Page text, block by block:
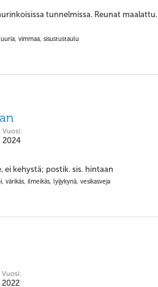
tunnelmissa. Reunat maalattu.
vimmaa, sisustustaulu
Vuosi:
2024
kehystä; postik. sis. hintaan
ilmeikäs, lyijykynä, vesikasveja
Vuosi:
2022